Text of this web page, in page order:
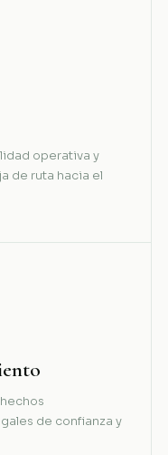
operativa y
de ruta hacia el
de confianza y